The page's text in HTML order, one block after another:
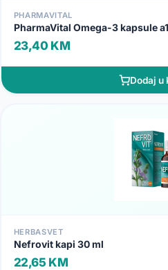
PHARMAVITAL
PharmaVital Omega-3 kapsule
23,40 KM
Dodaj u
HERBASVET
Nefrovit kapi 30 ml
22,65 KM